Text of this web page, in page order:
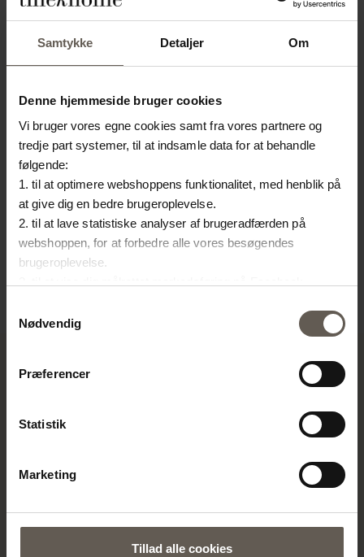
Samtykke Detaljer Om
Denne hjemmeside bruger cookies
Vi bruger vores egne cookies samt fra vores partnere og
tredje part systemer, til at indsamle data for at behandle
følgende:
1. til at optimere webshoppens funktionalitet, med henblik på
at give dig en bedre brugeroplevelse.
2. til at lave statistiske analyser af brugeradfærden på
webshoppen, for at forbedre alle vores besøgendes
brugeroplevelse.
Hvis du vil vide mere om hvordan cookies bliver delt og
brugt er du velkommen til at trykke på "Detaljer". Du kan til
enhver tid ændre eller trække dit samtykke tilbage ved at
trykke på ikonet i bunden af venstre hjørne.
Nødvendig
Præferencer
Statistik
Marketing
Tillad alle cookies
INNER75
MONTERINGSPUDE | 50
X 75 CM
200,00kr.
INNER40X60
MONTERINGSPUDE | 40
X 60 CM
Projekter